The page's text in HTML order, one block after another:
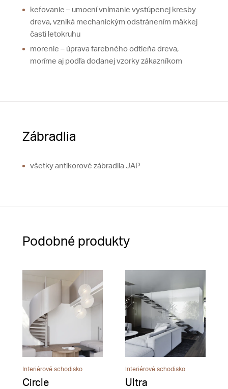
kefovanie – umocní vnímanie vystúpenej kresby
dreva, vzniká mechanickým odstránením mäkkej
časti letokruhu
morenie – úprava farebného odtieňa dreva,
moríme aj podľa dodanej vzorky zákazníkom
Zábradlia
všetky antikorové zábradlia JAP
Podobné produkty
Interiérové schodisko
Circle
Interiérové schodisko
Ultra